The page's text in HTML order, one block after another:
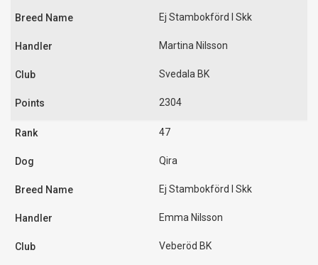
Ej Stambokförd I Skk
Martina Nilsson
Svedala BK
2304
47
Qira
Ej Stambokförd I Skk
Emma Nilsson
Veberöd BK